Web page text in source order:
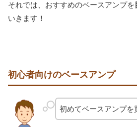
それでは、おすすめのベースアンプを
いきます！
初心者向けのベースアンプ
初めてベースアンプを